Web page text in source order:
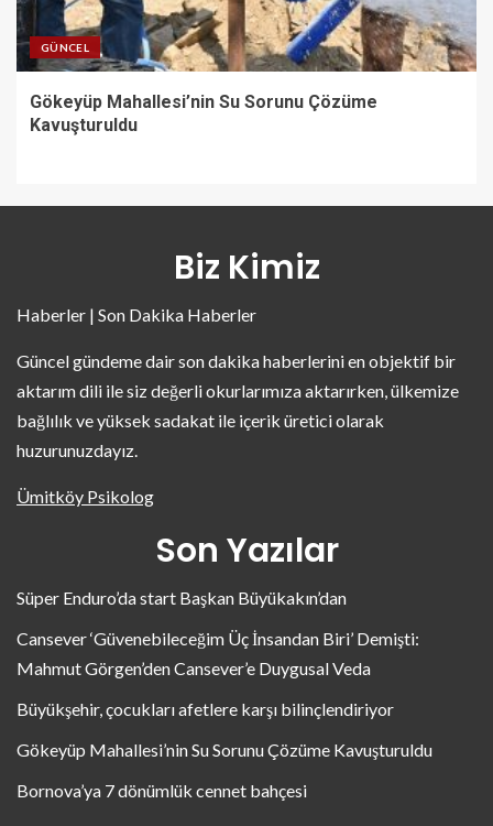
GÜNCEL
Gökeyüp Mahallesi’nin Su Sorunu Çözüme
Kavuşturuldu
Biz Kimiz
Haberler | Son Dakika Haberler
Güncel gündeme dair son dakika haberlerini en objektif bir
aktarım dili ile siz değerli okurlarımıza aktarırken, ülkemize
bağlılık ve yüksek sadakat ile içerik üretici olarak
huzurunuzdayız.
Ümitköy Psikolog
Son Yazılar
Süper Enduro’da start Başkan Büyükakın’dan
Cansever ‘Güvenebileceğim Üç İnsandan Biri’ Demişti:
Mahmut Görgen’den Cansever’e Duygusal Veda
Büyükşehir, çocukları afetlere karşı bilinçlendiriyor
Gökeyüp Mahallesi’nin Su Sorunu Çözüme Kavuşturuldu
Bornova’ya 7 dönümlük cennet bahçesi